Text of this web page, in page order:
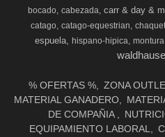
bocado cabezada carr & day &
catago catago-equestrian
espuela
hispano-hipica montura
% OFERTAS % ZONA
MATERIAL GANADERO
DE COMPAÑIA
EQUIPAMIENTO LABORAL